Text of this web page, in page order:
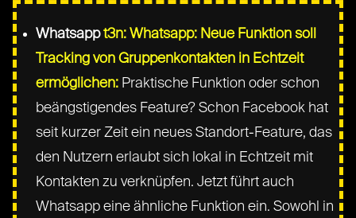
Whatsappt3n: Whatsapp: Neue Funktion soll
Tracking von Gruppenkontakten in Echtzeit
ermöglichen: Praktische Funktion oder schon
beängstigendes Feature? Schon Facebook hat
seit kurzer Zeit ein neues Standort-Feature, das
den Nutzern erlaubt sich lokal in Echtzeit mit
Kontakten zu verknüpfen. Jetzt führt auch
Whatsapp eine ähnliche Funktion ein. Sowohl in